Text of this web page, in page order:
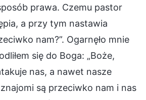
prawa. Czemu pastor
a przy tym nastawia
nam?”. Ogarnęło mnie
się do Boga: „Boże,
nas, a nawet nasze
są przeciwko nam i nas